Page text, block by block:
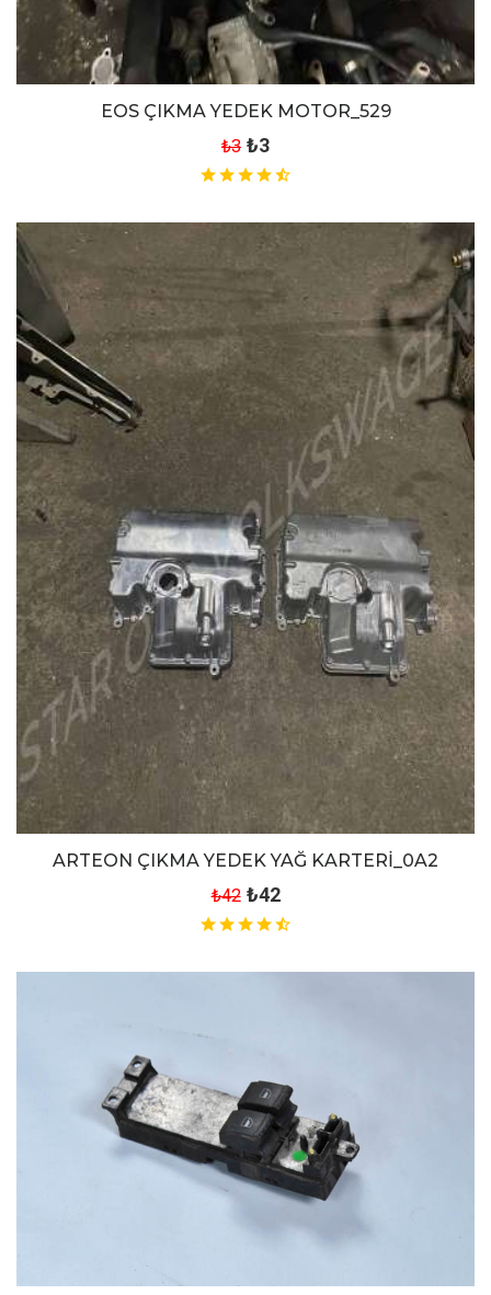
EOS ÇIKMA YEDEK MOTOR_529
₺3 ₺3
ARTEON ÇIKMA YEDEK YAĞ KARTERİ_0A2
₺42 ₺42